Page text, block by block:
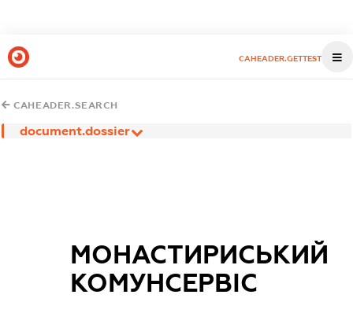
CAHEADER.GETTEST
CAHEADER.SEARCH
document.dossier
МОНАСТИРИСЬКИЙ
КОМУНСЕРВІС